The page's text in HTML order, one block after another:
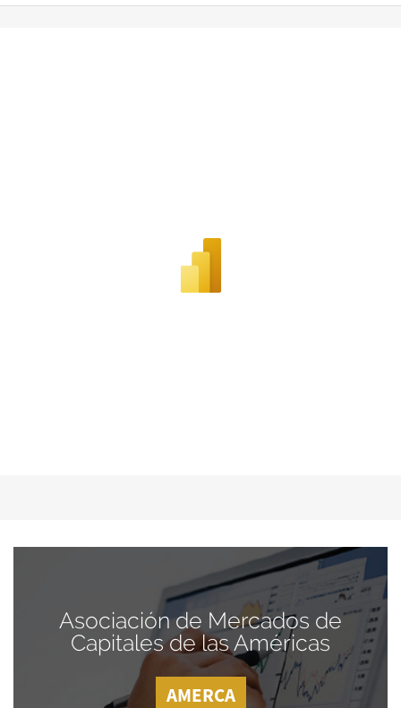
Asociación de Mercados de
Capitales de las Américas
AMERCA